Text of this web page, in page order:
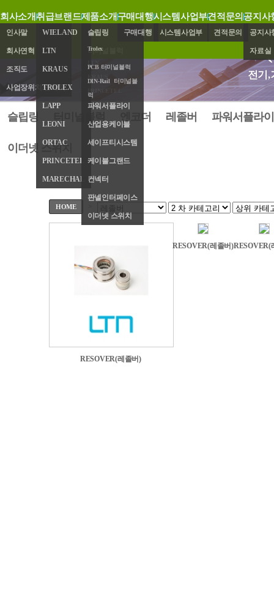
회사소개
인사말
회사연혁
조직도
사업장위치/연락처
취급브랜드
WIELAND
LTN
KRAUS
TROLEX
LAPP
LEONI
ORTAC
PRINCETEL
MARECHAL
제품소개
슬립링
Trolex
터미널블럭
PCB 터미널블럭
DIN-Rail 터미널블
럭
엔코더
파워서플라이
산업용케이블
세이프티시스템
케이블그랜드
컨넥터
판넬인터페이스
이더넷 스위치
구매대행
구매대행
시스템사업부
시스템사업부
견적문의
견적문의
공지사
공지사
자료실
전기,
슬립링 엔코더 레졸버 파워서플라이
이더넷 스위치
HOME
RESOVER(레졸버)
RESOVER(레졸버)RESOVER(